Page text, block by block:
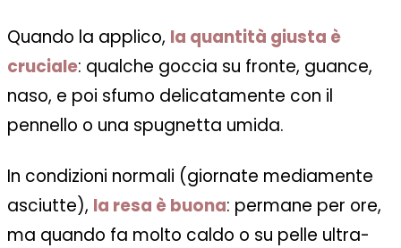
Quando la applico, la quantità giusta è
cruciale: qualche goccia su fronte, guance,
naso, e poi sfumo delicatamente con il
pennello o una spugnetta umida.
In condizioni normali (giornate mediamente
asciutte), la resa è buona: permane per ore,
ma quando fa molto caldo o su pelle ultra-